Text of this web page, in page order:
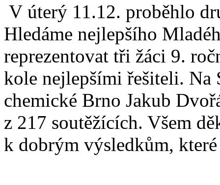
V úterý 11.12. proběhlo
Hledáme nejlepšího
reprezentovat tři žáci 9.
kole nejlepšími řešiteli. Na
chemické Brno Jakub
z 217 soutěžících. Všem
k dobrým výsledkům,